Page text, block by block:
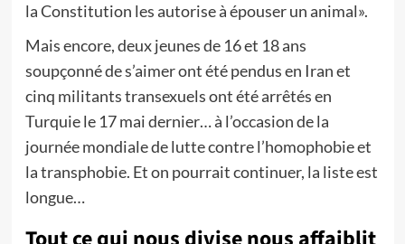
la Constitution les autorise à épouser un animal».
Mais encore, deux jeunes de 16 et 18 ans
soupçonné de s’aimer ont été pendus en Iran et
cinq militants transexuels ont été arrêtés en
Turquie le 17 mai dernier… à l’occasion de la
journée mondiale de lutte contre l’homophobie et
la transphobie. Et on pourrait continuer, la liste est
longue…